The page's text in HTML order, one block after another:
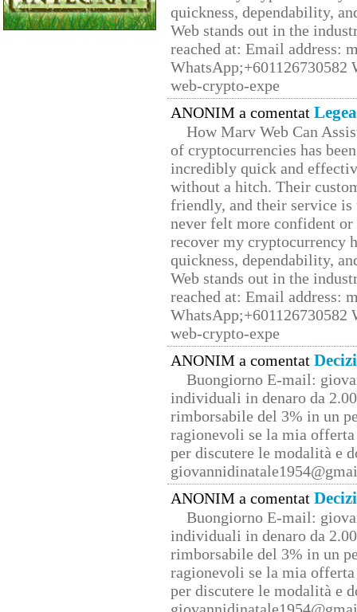
quickness, dependability,
Web stands out in the
reached at: Email address:
web-crypto-expe
ANONIM a comentat
How Marv Web Can
of cryptocurrencies has
incredibly quick and
without a hitch. Their
friendly, and their service
never felt more confident
recover my cryptocurrency
quickness, dependability,
Web stands out in the
reached at: Email address:
web-crypto-expe
ANONIM a comentat
Buongiorno E-mail:
individuali in denaro da
rimborsabile del 3% in un
ragionevoli se la mia
per discutere le modalità e
ANONIM a comentat
Buongiorno E-mail:
individuali in denaro da
rimborsabile del 3% in un
ragionevoli se la mia
per discutere le modalità e